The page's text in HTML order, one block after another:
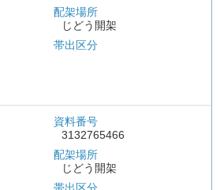
配架場所
じどう開架
帯出区分
資料番号
3132765466
配架場所
じどう開架